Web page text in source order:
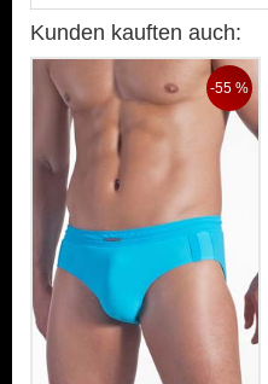
Kunden kauften auch:
-55 %